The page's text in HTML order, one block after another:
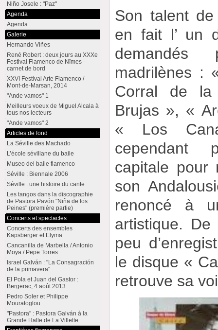
Son talent
en fait l’ un
madrilènes :
Corral de
Brujas », «
« Los
cependant
capitale pour
son
renoncé à
artistique.
peu
le disque «
retrouve sa
Niño Josele : "Paz"
Agenda
Agenda
Galerie
Hernando Viñes
René Robert : deux jours au XXXe
Festival Flamenco de Nîmes -
carnet de bord
XXVI Festival Arte Flamenco /
Mont-de-Marsan, 2014
"Ande vamos" 1
Meilleurs voeux de Miguel Alcala à
tous nos lecteurs
"Ande vamos" 2
Articles de fond
La Séville des Machado
L’école sévillane du baile
Museo del baile flamenco
Séville : Biennale 2006
Séville : une histoire du cante
Les tangos dans la discographie
de Pastora Pavón "Niña de los
Peines" (première partie)
Concerts et spectacles
Concerts des ensembles
Kapsberger et Elyma
Cancanilla de Marbella / Antonio
Moya / Pepe Torres
Israel Galván : "La Consagración
de la primavera"
El Pola et Juan del Gastor :
Bergerac, 4 août 2013
Pedro Soler et Philippe
Mouratoglou
"Pastora" : Pastora Galván à la
Grande Halle de La Villette